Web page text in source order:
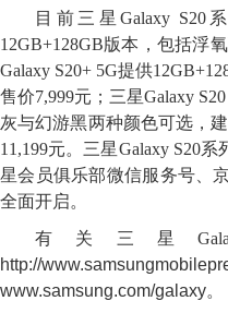
目前三星Galaxy S20
12GB+128GB版本，包括浮
Galaxy S20+ 5G提供
售价7,999元；三星Galaxy
灰与幻游黑两种颜色可选，
11,199元。三星Galaxy S20
星会员俱乐部微信服务号、
全面开启。
有关三星
http://
www.samsung.com/galaxy。